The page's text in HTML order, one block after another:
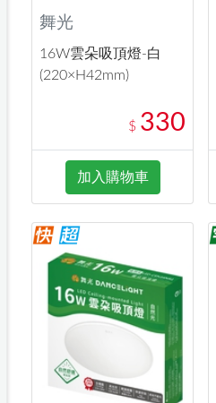
舞光
16W雲朵吸頂燈-白
(220×H42mm)
$ 330
加入購物車